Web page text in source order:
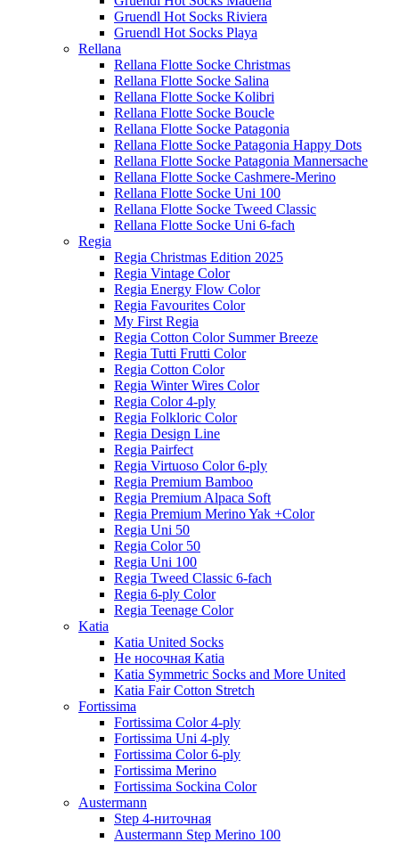
Gruendl Hot Socks Riviera
Gruendl Hot Socks Playa
Rellana
Rellana Flotte Socke Christmas
Rellana Flotte Socke Salina
Rellana Flotte Socke Kolibri
Rellana Flotte Socke Boucle
Rellana Flotte Socke Patagonia
Rellana Flotte Socke Patagonia Happy Dots
Rellana Flotte Socke Patagonia Mannersache
Rellana Flotte Socke Cashmere-Merino
Rellana Flotte Socke Uni 100
Rellana Flotte Socke Tweed Classic
Rellana Flotte Socke Uni 6-fach
Regia
Regia Christmas Edition 2025
Regia Vintage Color
Regia Energy Flow Color
Regia Favourites Color
My First Regia
Regia Cotton Color Summer Breeze
Regia Tutti Frutti Color
Regia Cotton Color
Regia Winter Wires Color
Regia Color 4-ply
Regia Folkloric Color
Regia Design Line
Regia Pairfect
Regia Virtuoso Color 6-ply
Regia Premium Bamboo
Regia Premium Alpaca Soft
Regia Premium Merino Yak +Color
Regia Uni 50
Regia Color 50
Regia Uni 100
Regia Tweed Classic 6-fach
Regia 6-ply Color
Regia Teenage Color
Katia
Katia United Socks
Не носочная Katia
Katia Symmetric Socks and More United
Katia Fair Cotton Stretch
Fortissima
Fortissima Color 4-ply
Fortissima Uni 4-ply
Fortissima Color 6-ply
Fortissima Merino
Fortissima Sockina Color
Austermann
Step 4-ниточная
Austermann Step Merino 100